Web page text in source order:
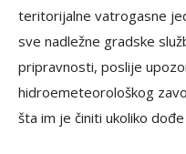
teritorijalne vatrogasne
sve nadležne gradske
pripravnosti, poslije
hidroemeteorološkog
šta im je činiti ukoliko